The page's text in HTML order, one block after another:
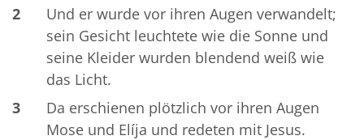
2
Und er wurde vor ihren Augen verwandelt;
sein Gesicht leuchtete wie die Sonne und
seine Kleider wurden blendend weiß wie
das Licht.
3
Da erschienen plötzlich vor ihren Augen
Mose und Elíja und redeten mit Jesus.